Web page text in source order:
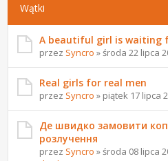
Wątki
A beautiful girl is waiting
przez Syncro » środa 22 lipca
Real girls for real men
przez Syncro » piątek 17 lipca
Де швидко замовити
розлучення
przez Syncro » środa 08 lipca